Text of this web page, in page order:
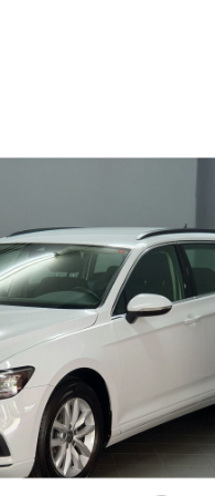
E-